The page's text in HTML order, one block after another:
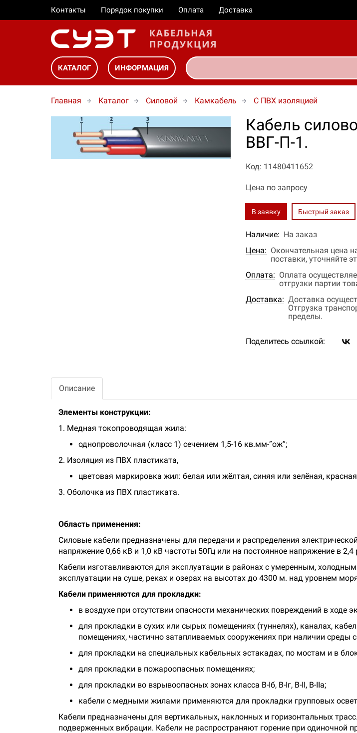
Контакты Порядок покупки Оплата Доставка
КАТАЛОГ ИНФОРМАЦИЯ
Главная Каталог Силовой Камкабель C ПВХ изоляцией
Кабель
ВВГ-П-1.
Код: 11480411652
Цена по запросу
В заявку Быстрый заказ
Наличие: На заказ
Цена: Окончательная цена
поставки, уточняйте
Оплата: Оплата
отгрузки партии
Доставка: Доставка
Отгрузка
пределы.
Поделитесь ссылкой:
Описание
Элементы конструкции:
1. Медная токопроводящая жила:
однопроволочная (класс 1) сечением 1,5-16 кв.мм-”ож”;
2. Изоляция из ПВХ пластиката,
цветовая маркировка жил: белая или жёлтая, синяя или зелёная,
3. Оболочка из ПВХ пластиката.
Область применения:
Силовые кабели предназначены для передачи и распределения
напряжение 0,66 кВ и 1,0 кВ частоты 50Гц или на постоянное напряжение в
Кабели изготавливаются для эксплуатации в районах с умеренным,
эксплуатации на суше, реках и озерах на высотах до 4300 м. над уровнем
Кабели применяются для прокладки:
в воздухе при отсутствии опасности механических повреждений в ходе
для прокладки в сухих или сырых помещениях (туннелях), каналах,
помещениях, частично затапливаемых сооружениях при наличии среды
для прокладки на специальных кабельных эстакадах, по мостам и в
для прокладки в пожароопасных помещениях;
для прокладки во взрывоопасных зонах класса B-Iб, B-Iг, В-II, В-IIа;
кабели с медными жилами применяются для прокладки групповых
Кабели предназначены для вертикальных, наклонных и горизонтальных
подверженных вибрации. Кабели не распространяют горение при